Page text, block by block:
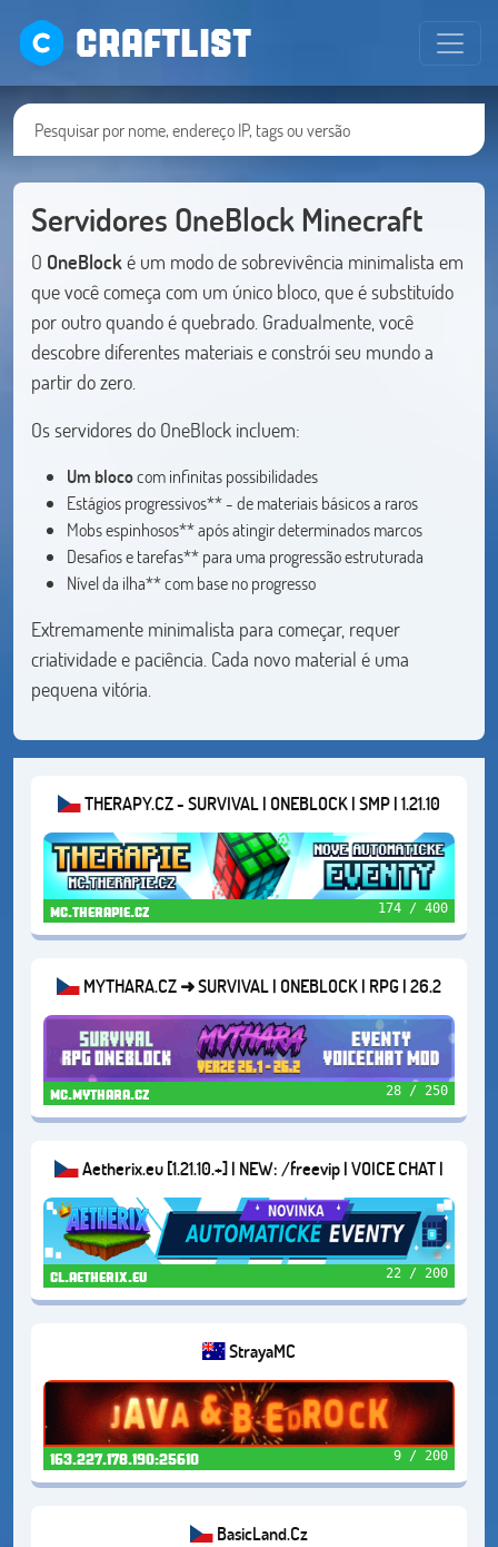
CRAFTLIST
Servidores OneBlock Minecraft
O OneBlocké um modo de sobrevivência minimalista em
que você começa com um único bloco, que é substituído
por outro quando é quebrado. Gradualmente, você
descobre diferentes materiais e constrói seu mundo a
partir do zero.
Os servidores do OneBlock incluem:
Um blococom infinitas possibilidades
Estágios progressivos** - de materiais básicos a raros
Mobs espinhosos** após atingir determinados marcos
Desafios e tarefas** para uma progressão estruturada
Nível da ilha** com base no progresso
Extremamente minimalista para começar, requer
criatividade e paciência. Cada novo material é uma
pequena vitória.
THERAPY.CZ - SURVIVAL | ONEBLOCK | SMP | 1.21.10
mc.therapie.cz 174 / 400
MYTHARA.CZ ➜ SURVIVAL | ONEBLOCK | RPG | 26.2
mc.mythara.cz 28 / 250
Aetherix.eu [1.21.10.+] | NEW: /freevip | VOICE CHAT |
DUNGEONS | AND MORE...
cl.aetherix.eu 22 / 200
StrayaMC
163.227.178.190:25610 9 / 200
BasicLand.Cz